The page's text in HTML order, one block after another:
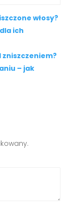
włosy?
ich
zniszczeniem?
– jak